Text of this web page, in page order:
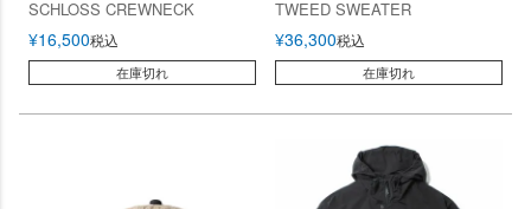
SCHLOSS CREWNECK
¥16,500税込
在庫切れ
TWEED SWEATER
¥36,300税込
在庫切れ